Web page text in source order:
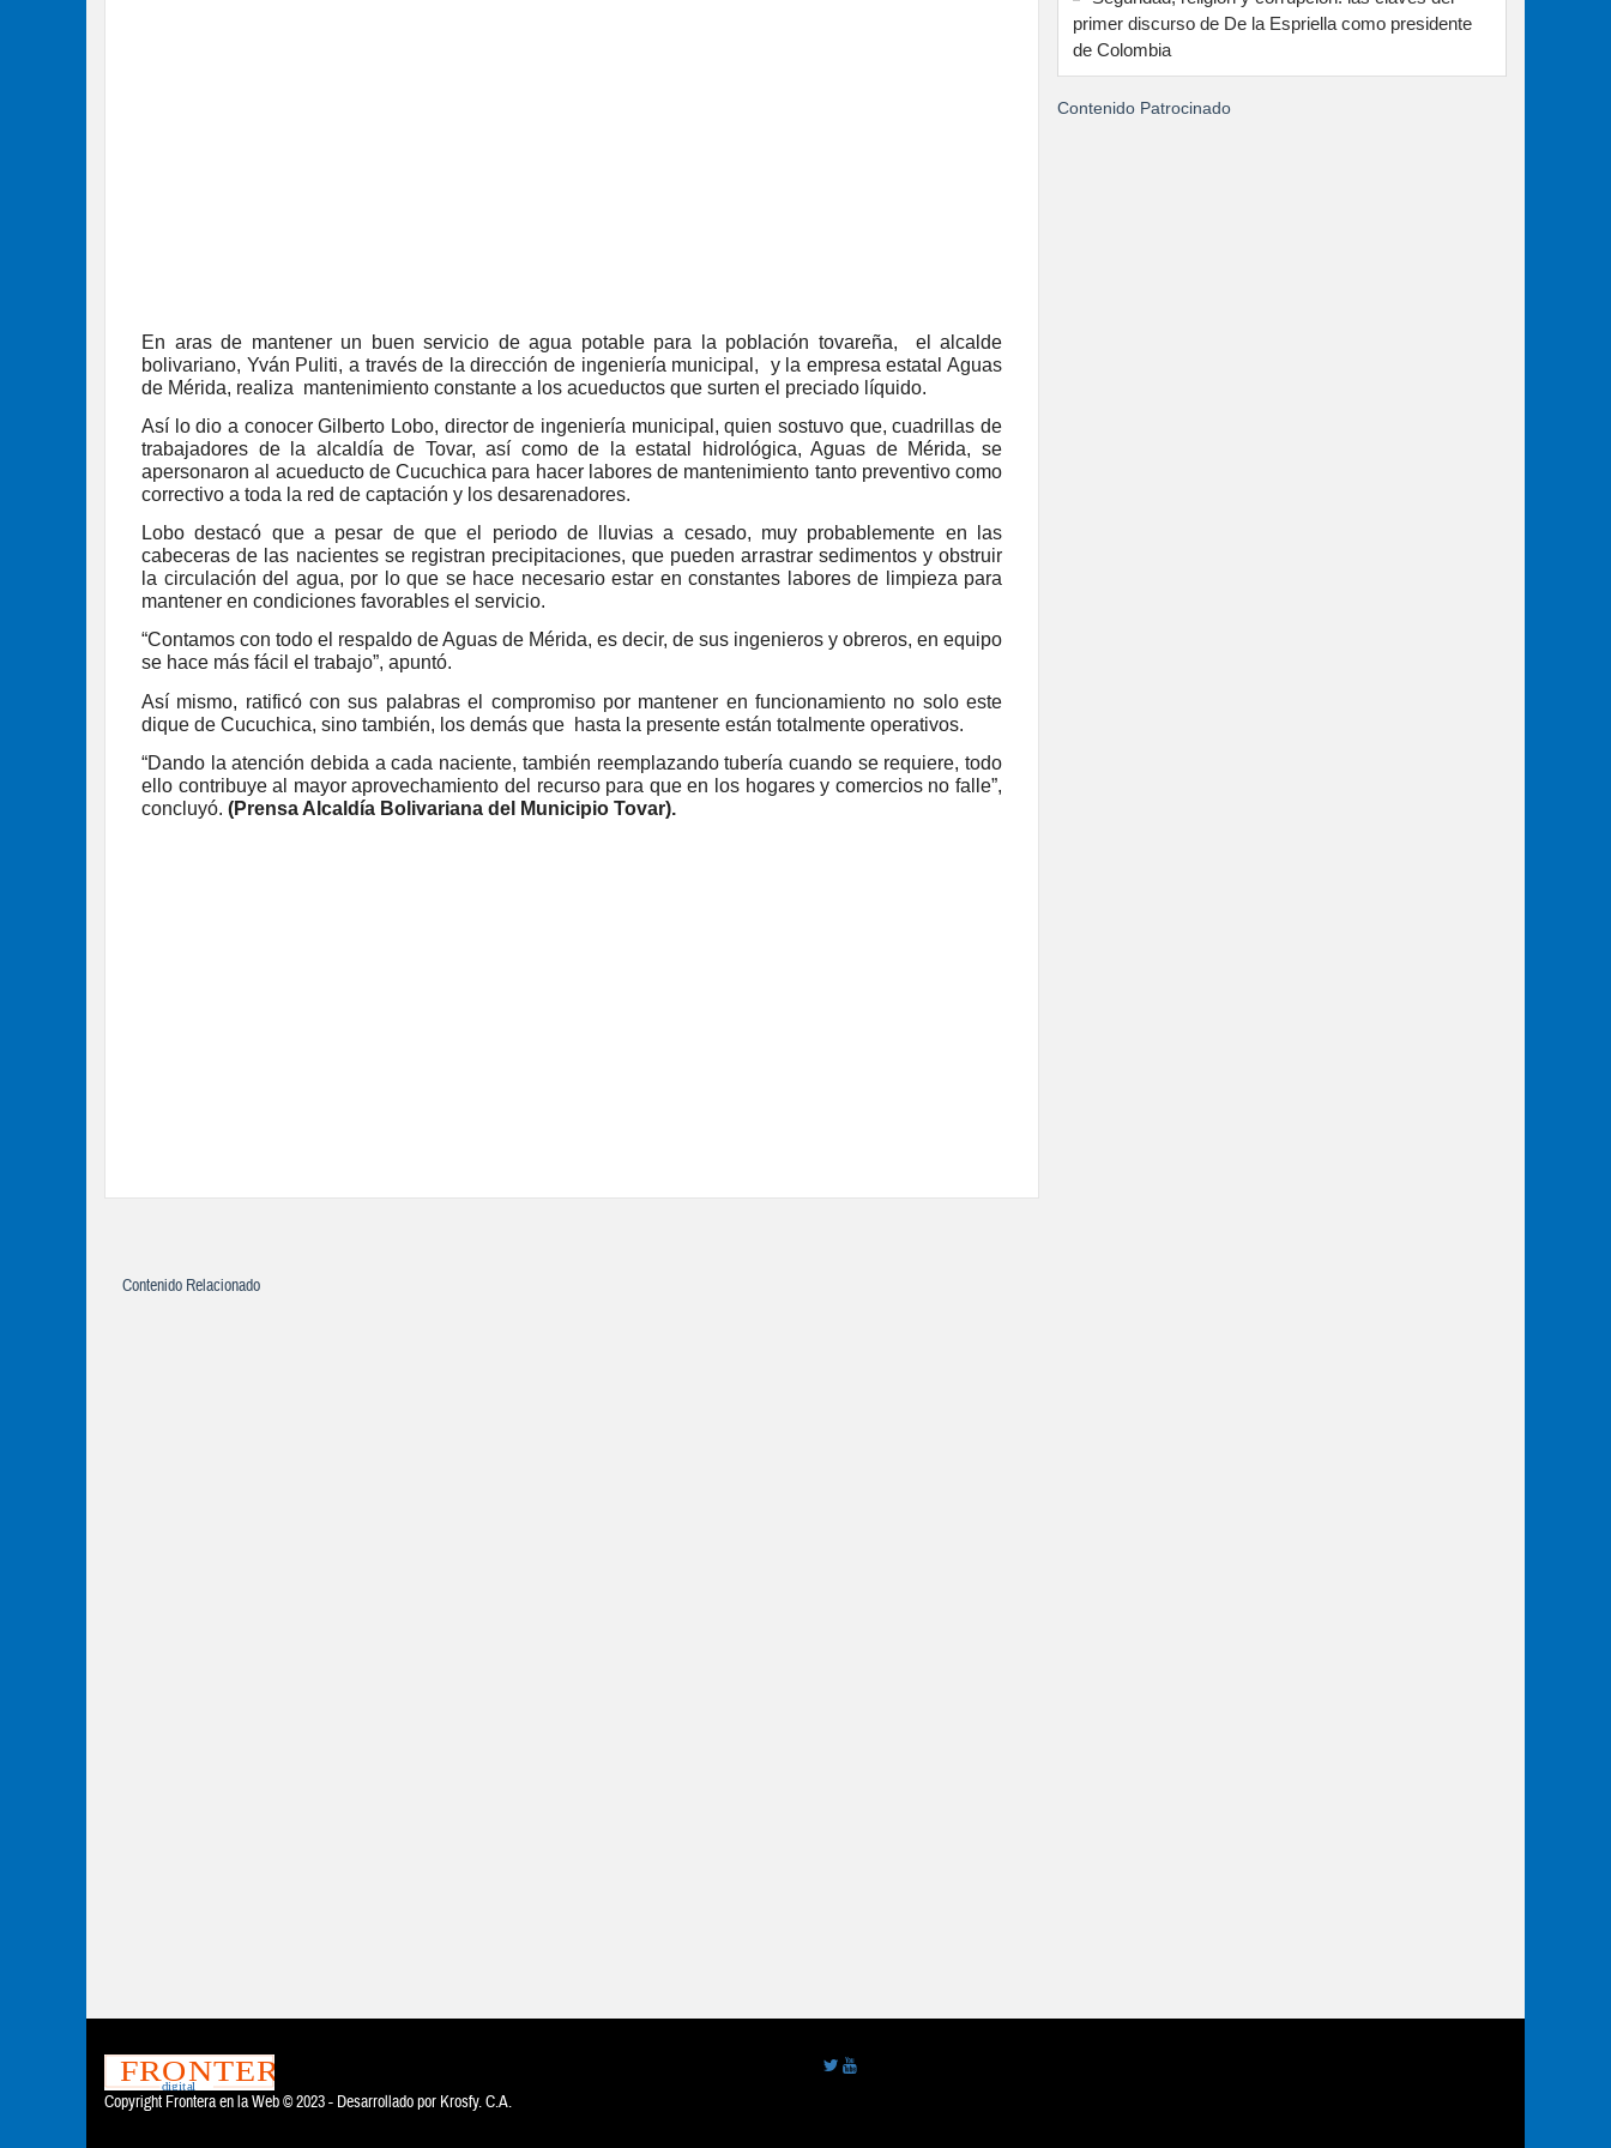
En aras de mantener un buen servicio de agua potable para la población tovareña, el alcalde
bolivariano, Yván Puliti, a través de la dirección de ingeniería municipal, y la empresa estatal Aguas
de Mérida, realiza mantenimiento constante a los acueductos que surten el preciado líquido.
Así lo dio a conocer Gilberto Lobo, director de ingeniería municipal, quien sostuvo que, cuadrillas de
trabajadores de la alcaldía de Tovar, así como de la estatal hidrológica, Aguas de Mérida, se
apersonaron al acueducto de Cucuchica para hacer labores de mantenimiento tanto preventivo como
correctivo a toda la red de captación y los desarenadores.
Lobo destacó que a pesar de que el periodo de lluvias a cesado, muy probablemente en las
cabeceras de las nacientes se registran precipitaciones, que pueden arrastrar sedimentos y obstruir
la circulación del agua, por lo que se hace necesario estar en constantes labores de limpieza para
mantener en condiciones favorables el servicio.
“Contamos con todo el respaldo de Aguas de Mérida, es decir, de sus ingenieros y obreros, en equipo
se hace más fácil el trabajo”, apuntó.
Así mismo, ratificó con sus palabras el compromiso por mantener en funcionamiento no solo este
dique de Cucuchica, sino también, los demás que hasta la presente están totalmente operativos.
“Dando la atención debida a cada naciente, también reemplazando tubería cuando se requiere, todo
ello contribuye al mayor aprovechamiento del recurso para que en los hogares y comercios no falle”,
concluyó. (Prensa Alcaldía Bolivariana del Municipio Tovar).
primer discurso de De la Espriella como presidente
de Colombia
Contenido Patrocinado
Contenido Relacionado
Copyright Frontera en la Web © 2023 - Desarrollado por Krosfy. C.A.